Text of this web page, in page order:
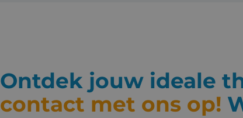
Ontdek jouw ideale
contact met ons op!